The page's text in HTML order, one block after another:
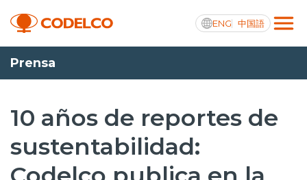
ENG 中国語
Transparencia activa
Nosotros
Prensa
10 años de reportes de
sustentabilidad: